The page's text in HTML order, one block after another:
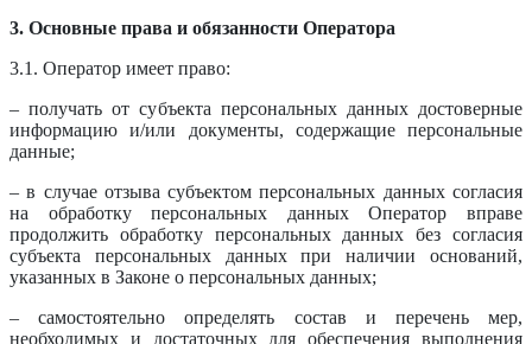
3. Основные права и обязанности Оператора
3.1. Оператор имеет право:
– получать от субъекта персональных данных достоверные
информацию и/или документы, содержащие персональные
данные;
– в случае отзыва субъектом персональных данных согласия
на обработку персональных данных Оператор вправе
продолжить обработку персональных данных без согласия
субъекта персональных данных при наличии оснований,
указанных в Законе о персональных данных;
– самостоятельно определять состав и перечень мер,
необходимых и достаточных для обеспечения выполнения